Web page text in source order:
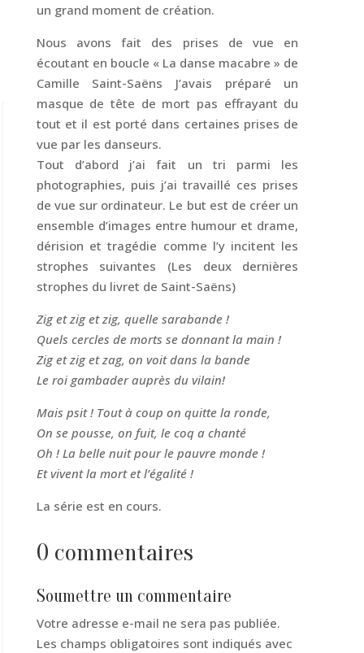
un grand moment de création.
Nous avons fait des prises de vue en
écoutant en boucle « La danse macabre » de
Camille Saint-Saëns J’avais préparé un
masque de tête de mort pas effrayant du
tout et il est porté dans certaines prises de
vue par les danseurs.
Tout d’abord j’ai fait un tri parmi les
photographies, puis j’ai travaillé ces prises
de vue sur ordinateur. Le but est de créer un
ensemble d’images entre humour et drame,
dérision et tragédie comme l’y incitent les
strophes suivantes (Les deux dernières
strophes du livret de Saint-Saëns)
Zig et zig et zig, quelle sarabande !
Quels cercles de morts se donnant la main !
Zig et zig et zag, on voit dans la bande
Le roi gambader auprès du vilain!
Mais psit ! Tout à coup on quitte la ronde,
On se pousse, on fuit, le coq a chanté
Oh ! La belle nuit pour le pauvre monde !
Et vivent la mort et l’égalité !
La série est en cours.
0 commentaires
Soumettre un commentaire
Votre adresse e-mail ne sera pas publiée.
Les champs obligatoires sont indiqués avec